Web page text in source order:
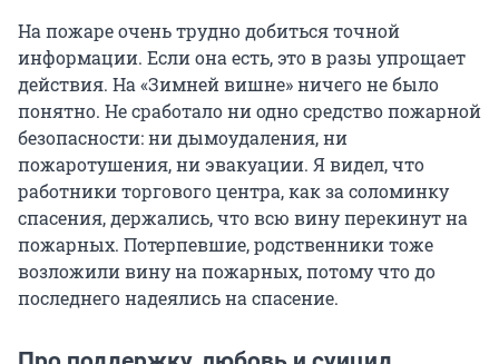
На пожаре очень трудно добиться точной
информации. Если она есть, это в разы упрощает
действия. На «Зимней вишне» ничего не было
понятно. Не сработало ни одно средство пожарной
безопасности: ни дымоудаления, ни
пожаротушения, ни эвакуации. Я видел, что
работники торгового центра, как за соломинку
спасения, держались, что всю вину перекинут на
пожарных. Потерпевшие, родственники тоже
возложили вину на пожарных, потому что до
последнего надеялись на спасение.